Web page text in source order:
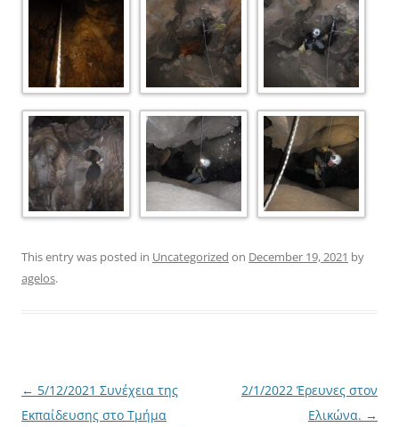
This entry was posted in Uncategorized on December 19, 2021 by
agelos.
Post
navigation
← 5/12/2021 Συνέχεια της
Εκπαίδευσης στο Τμήμα
2/1/2022 Έρευνες στον
Ελικώνα. →